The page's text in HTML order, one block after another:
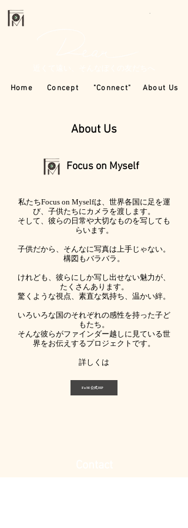
Concept
Home "Connect" About Us
About Us
FoM公式HP
​詳しくは
Focus on Myself
私たちFocus on Myselfは、 世界各国に足を運
び、子供たちにカメラを渡します。
そして、彼らの日常や大切なものを写しても
らいます。
子供だから、そんなに写真は上手じゃない。
構図もバラバラ。
けれども、彼らにしか写し出せない魅力が、
たくさんあります。
驚くような視点、素直な気持ち、温かい絆。
いろいろな国のそれぞれの感性を持った子ど
もたち。
​そんな彼らがファインダー越しに見ている世
界をお伝えするプロジェクトです。